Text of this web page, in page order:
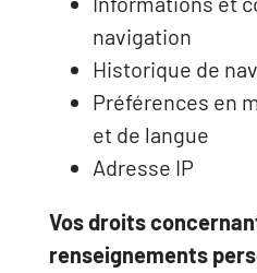
navigation
Historique de
Préférences en
et de langue
Adresse IP
Vos droits
renseignements